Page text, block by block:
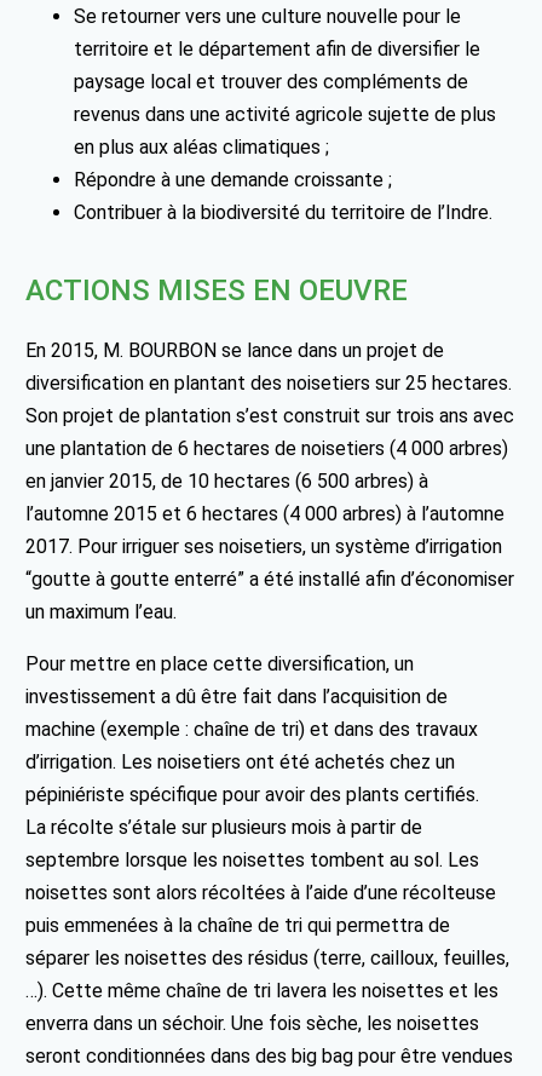
Se retourner vers une culture nouvelle pour le
territoire et le département afin de diversifier le
paysage local et trouver des compléments de
revenus dans une activité agricole sujette de plus
en plus aux aléas climatiques ;
Répondre à une demande croissante ;
Contribuer à la biodiversité du territoire de l’Indre.
ACTIONS MISES EN OEUVRE
En 2015, M. BOURBON se lance dans un projet de
diversification en plantant des noisetiers sur 25 hectares.
Son projet de plantation s’est construit sur trois ans avec
une plantation de 6 hectares de noisetiers (4 000 arbres)
en janvier 2015, de 10 hectares (6 500 arbres) à
l’automne 2015 et 6 hectares (4 000 arbres) à l’automne
2017. Pour irriguer ses noisetiers, un système d’irrigation
“goutte à goutte enterré” a été installé afin d’économiser
un maximum l’eau.
Pour mettre en place cette diversification, un
investissement a dû être fait dans l’acquisition de
machine (exemple : chaîne de tri) et dans des travaux
d’irrigation. Les noisetiers ont été achetés chez un
pépiniériste spécifique pour avoir des plants certifiés.
La récolte s’étale sur plusieurs mois à partir de
septembre lorsque les noisettes tombent au sol. Les
noisettes sont alors récoltées à l’aide d’une récolteuse
puis emmenées à la chaîne de tri qui permettra de
séparer les noisettes des résidus (terre, cailloux, feuilles,
…). Cette même chaîne de tri lavera les noisettes et les
enverra dans un séchoir. Une fois sèche, les noisettes
seront conditionnées dans des big bag pour être vendues